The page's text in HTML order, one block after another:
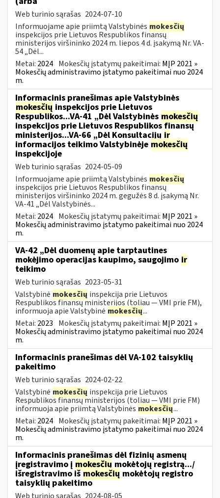
Web turinio sąrašas 2024-07-10
Informuojame apie priimtą Valstybinės mokesčių
inspekcijos prie Lietuvos Respublikos finansų
ministerijos viršininko 2024 m. liepos 4 d. įsakymą Nr. VA-
54 „Dėl...
Metai: 2024 Mokesčių įstatymų pakeitimai: MĮP 2021 »
Mokesčių administravimo įstatymo pakeitimai nuo 2024
m.
Informacinis pranešimas apie Valstybinės
mokesčių inspekcijos prie Lietuvos
Respublikos...VA-41 „Dėl Valstybinės mokesčių
inspekcijos prie Lietuvos Respublikos finansų
ministerijos...VA-66 „Dėl Konsultacijų ir
informacijos teikimo Valstybinėje mokesčių
inspekcijoje
Web turinio sąrašas 2024-05-09
Informuojame apie priimtą Valstybinės mokesčių
inspekcijos prie Lietuvos Respublikos finansų
ministerijos viršininko 2024 m. gegužės 8 d. įsakymą Nr.
VA-41 „Dėl Valstybinės...
Metai: 2024 Mokesčių įstatymų pakeitimai: MĮP 2021 »
Mokesčių administravimo įstatymo pakeitimai nuo 2024
m.
VA-42 „Dėl duomenų apie tarptautines
mokėjimo operacijas kaupimo, saugojimo ir
teikimo
Web turinio sąrašas 2023-05-31
Valstybinė mokesčių inspekcija prie Lietuvos
Respublikos finansų ministerijos (toliau ― VMI prie FM),
informuoja apie Valstybinė mokesčių...
Metai: 2023 Mokesčių įstatymų pakeitimai: MĮP 2021 »
Mokesčių administravimo įstatymo pakeitimai nuo 2024
m.
Informacinis pranešimas dėl VA-102 taisyklių
pakeitimo
Web turinio sąrašas 2024-02-22
Valstybinė mokesčių inspekcija prie Lietuvos
Respublikos finansų ministerijos (toliau ― VMI prie FM)
informuoja apie priimtą Valstybinės mokesčių...
Metai: 2024 Mokesčių įstatymų pakeitimai: MĮP 2021 »
Mokesčių administravimo įstatymo pakeitimai nuo 2024
m.
Informacinis pranešimas dėl fizinių asmenų
įregistravimo į mokesčių mokėtojų registrą.../
išregistravimo išmokesčių mokėtojų registro
taisyklių pakeitimo
Web turinio sąrašas 2024-08-05